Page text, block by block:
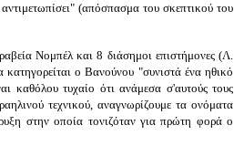
(απόσπασμα του σκεπτικού του
Νομπέλ και 8 διάσημοι επιστήμονες (Λ.
ο Βανούνου "συνιστά ένα ηθικό
καθόλου τυχαίο ότι ανάμεσα σ'αυτούς τους
τεχνικού, αναγνωρίζουμε τα ονόματα
στην οποία τονιζόταν για πρώτη φορά ο